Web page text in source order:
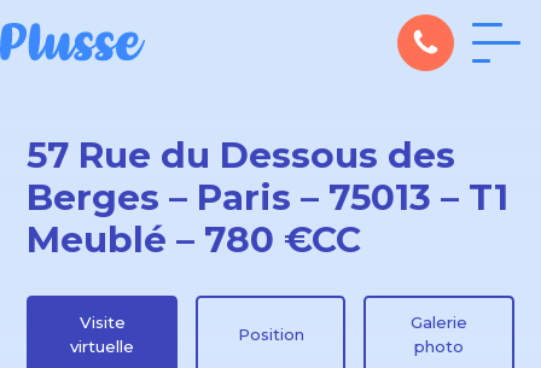
57 Rue du Dessous des
Berges – Paris – 75013 – T1
Meublé – 780 €CC
Visite
virtuelle
Position
Galerie
photo